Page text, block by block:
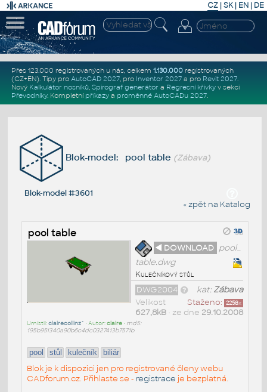
CZ | SK| EN | DE
Přes 123.000 registrovaných u nás, celkem 1.130.000registrovaných
(CZ+EN). Tipy pro AutoCAD 2027, pro Inventor 2027a pro Revit 2027.
Nový Kalkulátor nosníků, Spirograf generátor a Regresní křivkyv sekci
Převodníky. Kompletní příkazya proměnné AutoCADu 2027.
Blok-model: pool table (Zábava)
Blok-model #3601
« zpět na Katalog
pool table
◄ DOWNLOAD pool_
table.dwg
Kulečníkový stůl
kat:Zábava
DWG2004
Staženo: 2258x
Velikost
627,8kB• ze dne 29.10.2008
Umístil:clairecollinz^ • Autor:claire• md5:
195b951340a90b6c4dc0327413b7571b
pool stůl kulečník biliár
Blok je k dispozici jen pro registrované členy webu
CADforum.cz. Přihlaste se - registrace je bezplatná.